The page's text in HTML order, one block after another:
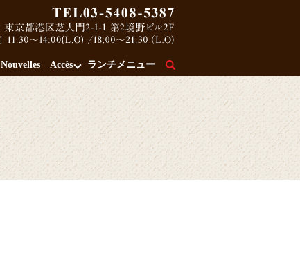
Nouvelles Accès ランチメニュー